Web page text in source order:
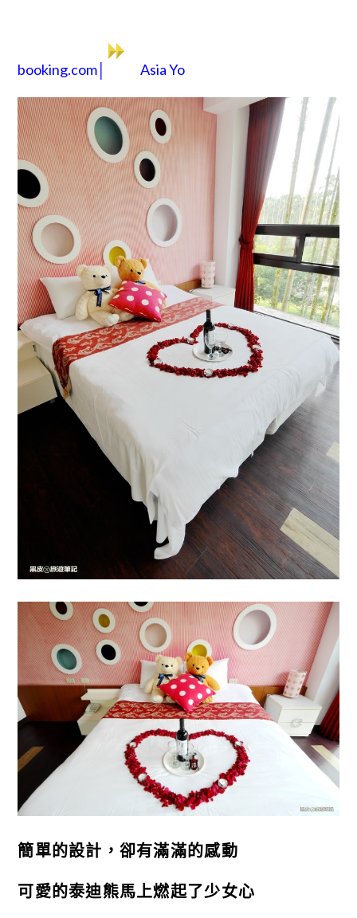
booking.com│ Asia Yo
簡單的設計，卻有滿滿的感動
可愛的泰迪熊馬上燃起了少女心